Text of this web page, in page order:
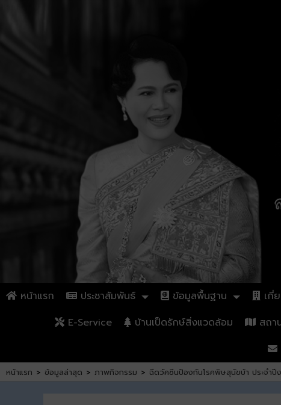
หน้าแรก ประชาสัมพันธ์ ข้อมูลพื้นฐาน เกี่
E-Service
บ้านเป็ดรักษ์สิ่งแวดล้อม สถา
หน้าแรก > ข้อมูลล่าสุด > ภาพกิจกรรม > ฉีดวัคซีนป้องกันโรคพิษสุนัขบ้า ประจำ